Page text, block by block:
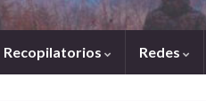
Recopilatorios Redes